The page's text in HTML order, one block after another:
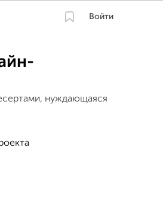
Войти
нуждающаяся